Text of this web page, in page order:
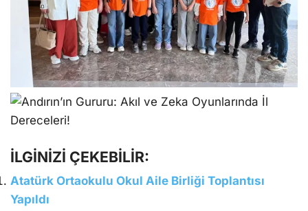
İLGİNİZİ ÇEKEBİLİR:
Atatürk Ortaokulu Okul Aile Birliği Toplantısı
Yapıldı